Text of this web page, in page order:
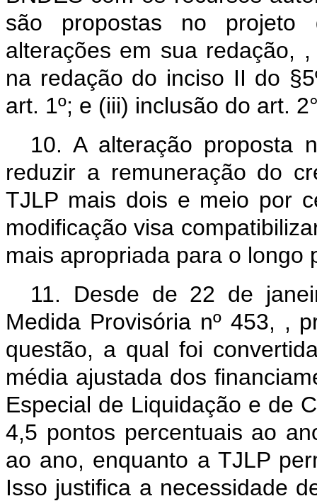
são propostas no projeto
alterações em sua redação,
na redação do inciso II do
art. 1º; e (iii) inclusão do art.
10. A alteração proposta
reduzir a remuneração do
TJLP mais dois e meio por
modificação visa
mais apropriada para o longo
11. Desde de 22 de
Medida Provisória nº 453, ,
questão, a qual foi
média ajustada dos
Especial de Liquidação e de
4,5 pontos percentuais ao
ao ano, enquanto a TJLP
Isso justifica a necessidade